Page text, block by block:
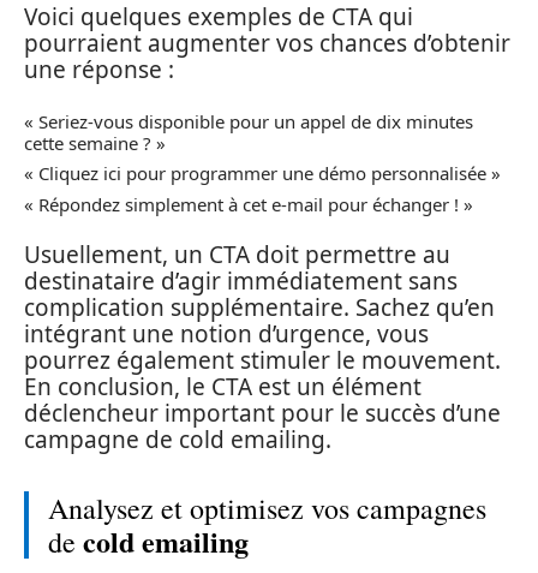
Voici quelques exemples de CTA qui
pourraient augmenter vos chances d’obtenir
une réponse :
« Seriez-vous disponible pour un appel de dix minutes
cette semaine ? »
« Cliquez ici pour programmer une démo personnalisée »
« Répondez simplement à cet e-mail pour échanger ! »
Usuellement, un CTA doit permettre au
destinataire d’agir immédiatement sans
complication supplémentaire. Sachez qu’en
intégrant une notion d’urgence, vous
pourrez également stimuler le mouvement.
En conclusion, le CTA est un élément
déclencheur important pour le succès d’une
campagne de cold emailing.
Analysez et optimisez vos campagnes
de cold emailing